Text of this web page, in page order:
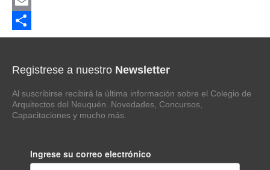
Email
Compartir
Registrese a nuestro Newsletter
Al suscribirse recibirá la última información sobre el Colegio de
Arquitectos del Neuquén. Novedades, Concursos,
Capacitaciones y mucho más.